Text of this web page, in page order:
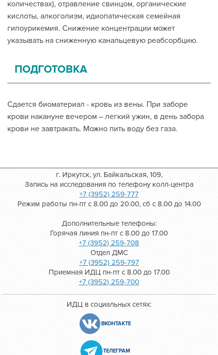
количествах), отравление свинцом, органические
кислоты, алкоголизм, идиопатическая семейная
гипоурикемия. Снижение концентрации может
указывать на сниженную канальцевую реабсорбцию.
ПОДГОТОВКА
Сдается биоматериал - кровь из вены. При заборе
крови накануне вечером – легкий ужин, в день забора
крови не завтракать. Можно пить воду без газа.
г. Иркутск, ул. Байкальская, 109,
Запись на исследования по телефону колл-центра
+7 (3952) 259-777
Режим работы пн-пт с 8.00 до 20.00, сб с 8.00 до 14.00
Дополнительные телефоны:
Горячая линия пн-пт с 8.00 до 17.00
+7 (3952) 259-708
Отдел ДМС
+7 (3952) 259-797
Приемная ИДЦ пн-пт с 8.00 до 17.00
+7 (3952) 259-700
ИДЦ в социальных сетях:
ВКОНТАКТЕ
ТЕЛЕГРАМ